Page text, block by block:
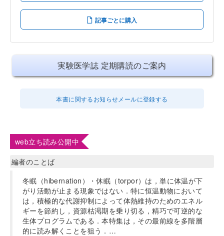
記事ごとに購入
実験医学誌 定期購読のご案内
本書に関するお知らせメールに登録する
web立ち読み公開中
編者のことば
冬眠（hibernation）・休眠（torpor）は，単に体温が下
がり活動が止まる現象ではない．特に恒温動物において
は，積極的な代謝抑制によって体熱維持のためのエネル
ギーを節約し，資源枯渇期を乗り切る，精巧で可逆的な
生体プログラムである．本特集は，その最前線を多階層
的に読み解くことを狙う．…